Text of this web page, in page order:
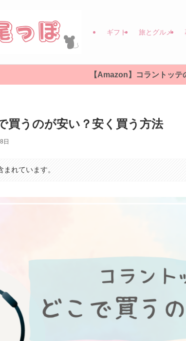
ギフト 旅とグルメ
【Amazon】コラントッテ
買うのが安い？安く買う方法
日
れています。